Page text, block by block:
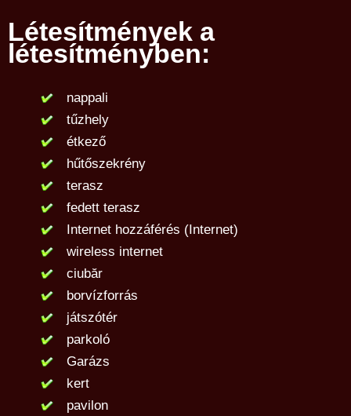
Létesítmények a
létesítményben:
nappali
tűzhely
étkező
hűtőszekrény
terasz
fedett terasz
Internet hozzáférés (Internet)
wireless internet
ciubăr
borvízforrás
játszótér
parkoló
Garázs
kert
pavilon